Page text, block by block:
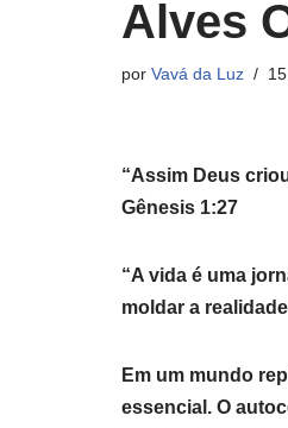
Alves
por Vavá da Luz
“Assim Deus
Gênesis 1:27
“A vida é uma
moldar a
Em um mundo
essencial. O